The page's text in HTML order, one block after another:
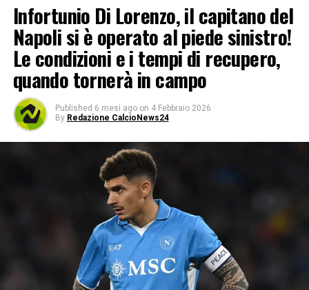
Infortunio Di Lorenzo, il capitano del
Napoli si è operato al piede sinistro!
Le condizioni e i tempi di recupero,
quando tornerà in campo
Published 6 mesi ago on 4 Febbraio 2026
By Redazione CalcioNews24